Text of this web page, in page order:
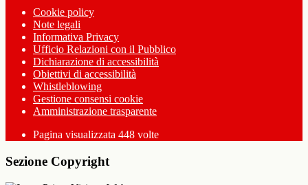
Cookie policy
Note legali
Informativa Privacy
Ufficio Relazioni con il Pubblico
Dichiarazione di accessibilità
Obiettivi di accessibilità
Whistleblowing
Gestione consensi cookie
Amministrazione trasparente
Pagina visualizzata 448 volte
Sezione Copyright